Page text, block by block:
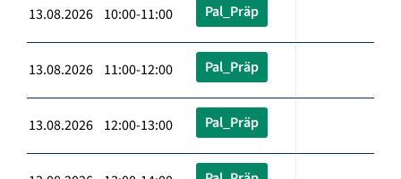
13.08.2026 10:00-11:00 Pal_Präp
13.08.2026 11:00-12:00 Pal_Präp
13.08.2026 12:00-13:00 Pal_Präp